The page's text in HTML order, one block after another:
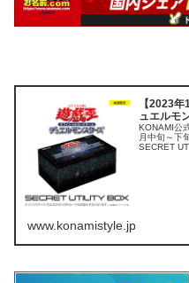
【2023
ュエルモ
KONAMI公
月中旬～下
SECRET
www.konamistyle.jp